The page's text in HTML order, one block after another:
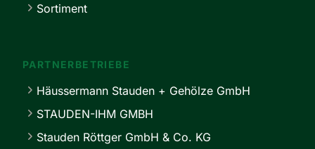
Sortiment
PARTNERBETRIEBE
Häussermann Stauden + Gehölze GmbH
STAUDEN-IHM GMBH
Stauden Röttger GmbH & Co. KG